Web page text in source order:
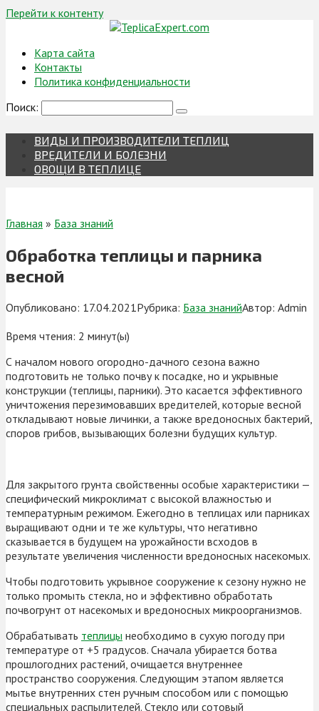
Перейти к контенту
Карта сайта
Контакты
Политика конфиденциальности
Поиск:
ВИДЫ И ПРОИЗВОДИТЕЛИ ТЕПЛИЦ
ВРЕДИТЕЛИ И БОЛЕЗНИ
ОВОЩИ В ТЕПЛИЦЕ
Главная » База знаний
Обработка теплицы и парника
весной
Опубликовано: 17.04.2021Рубрика: База знанийАвтор: Admin
Время чтения: 2 минут(ы)
С началом нового огородно-дачного сезона важно
подготовить не только почву к посадке, но и укрывные
конструкции (теплицы, парники). Это касается эффективного
уничтожения перезимовавших вредителей, которые весной
откладывают новые личинки, а также вредоносных бактерий,
споров грибов, вызывающих болезни будущих культур.
Для закрытого грунта свойственны особые характеристики —
специфический микроклимат с высокой влажностью и
температурным режимом. Ежегодно в теплицах или парниках
выращивают одни и те же культуры, что негативно
сказывается в будущем на урожайности всходов в
результате увеличения численности вредоносных насекомых.
Чтобы подготовить укрывное сооружение к сезону нужно не
только промыть стекла, но и эффективно обработать
почвогрунт от насекомых и вредоносных микроорганизмов.
Обрабатывать теплицы необходимо в сухую погоду при
температуре от +5 градусов. Сначала убирается ботва
прошлогодних растений, очищается внутреннее
пространство сооружения. Следующим этапом является
мытье внутренних стен ручным способом или с помощью
специальных распылителей. Стекло или сотовый